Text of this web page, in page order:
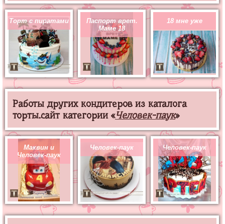
Торт с пиратами
Паспорт врет.
Маме 18
18 мне уже
Работы других кондитеров из каталога
торты.сайт категории «Человек-паук»
Маквин и
Человек-паук
Человек-паук Человек-паук